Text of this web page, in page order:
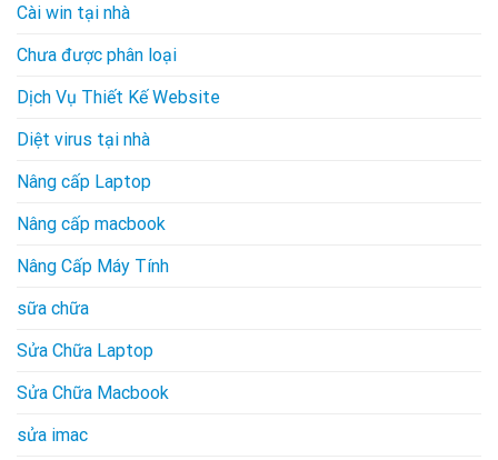
Cài win tại nhà
Chưa được phân loại
Dịch Vụ Thiết Kế Website
Diệt virus tại nhà
Nâng cấp Laptop
Nâng cấp macbook
Nâng Cấp Máy Tính
sữa chữa
Sửa Chữa Laptop
Sửa Chữa Macbook
sửa imac